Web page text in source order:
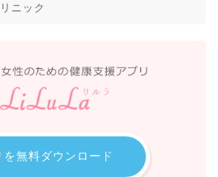
ニック
を無料ダウンロード